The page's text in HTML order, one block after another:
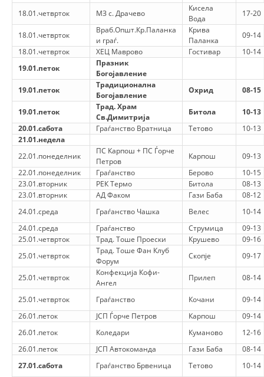
ИСТРАЖУВАЊЕ НА ЈАВНО МИСЛЕЊЕ
МЕЃУНАРОДНА СОРАБОТКА
ДОГОВОРИ
ЗНАЧЕЊЕ НА СЛУЖБАТА ЗА БАРАЊЕ
ФОРМУЛАРИ ЗА БАРАЊА
ЗДРАВСТВЕНО ПРЕВЕНТИВНА ДЕЈНОСТ
ПРВА ПОМОШ
КРВОДАРИТЕЛСТВО
МЕНАЏМЕНТ НА ВОЛОНТЕРИ
ЗА НАС
ДЕЈСТВУВАЊЕ
ПРИРАЧНИЦИ
18.01.четврток МЗ с. Драчево
Кисела
Вода
17-20
18.01.четврток
Враб.Општ.Кр.Паланка
и граѓ.
Крива
Паланка
09-14
18.01.четврток
ХЕЦ Маврово Гостивар
10-14
19.01.петок
Празник
Богојавление
19.01.петок
Традиционална
Богојавление
Охрид 08-15
19.01.петок
Трад. Храм
Св.Димитрија
Битола
10-13
20.01.сабота
Граѓанство Вратница Тетово
10-13
21.01.недела
22.01.понеделник
ПС Карпош + ПС Ѓорче
Петров
Карпош
09-13
22.01.понеделник
Граѓанство Берово
10-15
23.01.вторник
РЕК Термо Битола
08-13
23.01.вторник
АД Факом Гази Баба
08-12
24.01.среда
Граѓанство Чашка Велес
10-14
24.01.среда
Граѓанство Струмица
09-13
25.01.четврток
Трад. Тоше Проески Крушево
09-16
25.01.четврток
Трад. Тоше Фан Клуб
Форум
Скопје 09-17
25.01.четврток
Конфекција Кофи-
Ангел
Прилеп 08-14
25.01.четврток Граѓанство Кочани
09-14
26.01.петок
ЈСП Ѓорче Петров Карпош
09-14
26.01.петок
Коледари Куманово
12-16
26.01.петок
ЈСП Автокоманда Гази Баба
08-14
27.01.сабота
Граѓанство Брвеница Тетово 10-14